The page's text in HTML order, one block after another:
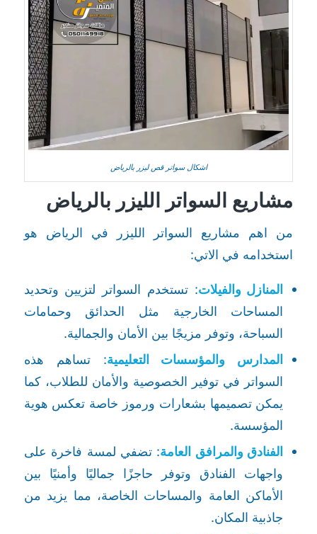
اشكال سواتر قص ليزر بالرياض
مشاريع السواتر الليزر بالرياض
من اهم مشاريع السواتر الليزر في الرياض هو
استخدامه في الاتي:
المنازل والفيلات: تستخدم السواتر لتزيين وتحديد
المساحات الخارجية مثل الحدائق وحمامات
السباحة، وتوفر مزيجًا بين الأمان والجمالية.
المدارس والمؤسسات التعليمية: تساهم هذه
السواتر في توفير الخصوصية والأمان للطلاب، كما
يمكن تصميمها بشعارات ورموز خاصة تعكس هوية
المؤسسة.
الفنادق والمرافق العامة: تضفي لمسة فاخرة على
واجهات الفنادق وتوفر حاجزًا جماليًا وأمنيًا بين
الأماكن العامة والمساحات الخاصة، مما يزيد من
جاذبية المكان.